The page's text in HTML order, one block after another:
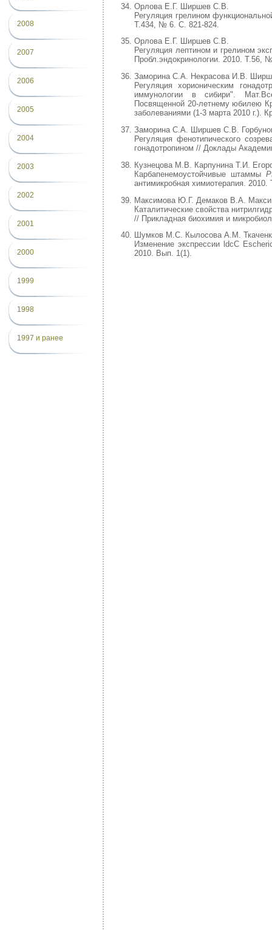
2008
2007
2006
2005
2004
2003
2002
2001
2000
1999
1998
1997 и ранее
Орлова Е.Г. Ширшев С.В.
Регуляция грелином
Т.434, № 6. С. 821-824.
Орлова Е.Г. Ширшев С.В.
Регуляция лептином и грелином
Пробл.эндокринологии. 2010. Т.56,
Заморина С.А. Некрасова И.В.
Регуляция хорионическим
иммунологии в сибири".
Посвященной 20-летнему юбилею
заболеваниями (1-3 марта 2010 г.).
Заморина С.А. Ширшев С.В.
Регуляция фенотипического
гонадотропином // Доклады
Кузнецова М.В. Карпунина Т.И.
Карбапенемоустойчивые штаммы
антимикробная химиотерапия.
Максимова Ю.Г. Демаков В.А.
Каталитические свойства
// Прикладная биохимия и
Шумков М.С. Кылосова А.М.
Изменение экспрессии ldcC
2010. Вып. 1(1).